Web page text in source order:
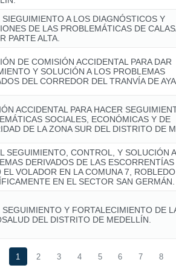
SIEGUIMIENTO A LOS DIAGNÓSTICOS Y
DE LAS PROBLEMÁTICAS DE
PARTE ALTA.
DE COMISIÓN ACCIDENTAL PARA DAR
Y SOLUCIÓN A LOS PROBLEMAS
DEL CORREDOR DEL TRANVÍA DE
ACCIDENTAL PARA HACER
SOCIALES, ECONÓMICAS Y DE
DE LA ZONA SUR DEL DISTRITO DE
SEGUIMIENTO, CONTROL, Y SOLUCIÓN
DERIVADOS DE LAS
EL VOLADOR EN LA COMUNA 7,
EN EL SECTOR SAN GERMÁN.
SEGUIMIENTO Y FORTALECIMIENTO DE
DEL DISTRITO DE MEDELLÍN.
1 2 3 4 5 6 7 8